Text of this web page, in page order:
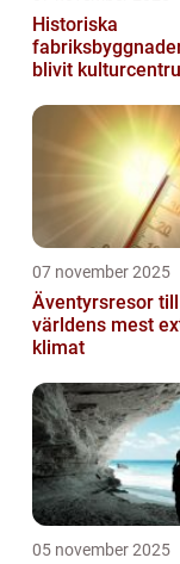
Historiska
blivit
07 november 2025
Äventyrsresor till
världens mest
klimat
05 november 2025